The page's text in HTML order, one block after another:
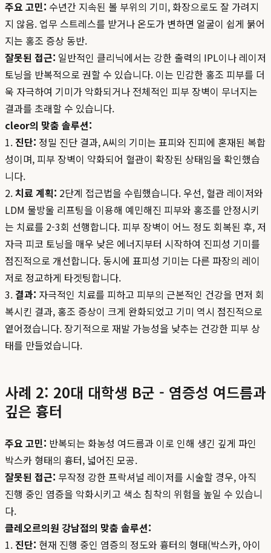
주요 고민: 수년간 지속된 볼 부위의 기미, 화장으로도 잘 가려지
지 않음. 업무 스트레스를 받거나 온도가 변하면 얼굴이 쉽게 붉어
지는 홍조 증상 동반.
잘못된 접근: 일반적인 클리닉에서는 강한 출력의 IPL이나 레이저
토닝을 반복적으로 권할 수 있습니다. 이는 민감한 홍조 피부를 더
욱 자극하여 기미가 악화되거나 전체적인 피부 장벽이 무너지는
결과를 초래할 수 있습니다.
cleor의 맞춤 솔루션:
1. 진단: 정밀 진단 결과, A씨의 기미는 표피와 진피에 혼재된 복합
성이며, 피부 장벽이 약화되어 혈관이 확장된 상태임을 확인했습
니다.
2.치료 계획: 2단계 접근법을 수립했습니다. 우선, 혈관 레이저와
LDM 물방울 리프팅을 이용해 예민해진 피부와 홍조를 안정시키
는 치료를 2-3회 선행합니다. 피부 장벽이 어느 정도 회복된 후, 저
자극 피코 토닝을 매우 낮은 에너지부터 시작하여 진피성 기미를
점진적으로 개선합니다. 동시에 표피성 기미는 다른 파장의 레이
저로 정교하게 타겟팅합니다.
3. 결과: 자극적인 치료를 피하고 피부의 근본적인 건강을 먼저 회
복시킨 결과, 홍조 증상이 크게 완화되었고 기미 역시 점진적으로
옅어졌습니다. 장기적으로 재발 가능성을 낮추는 건강한 피부 상
태를 만들었습니다.
사례 2: 20대 대학생 B군 - 염증성 여드름과
깊은 흉터
주요 고민: 반복되는 화농성 여드름과 이로 인해 생긴 깊게 파인
박스카 형태의 흉터, 넓어진 모공.
잘못된 접근: 무작정 강한 프락셔널 레이저를 시술할 경우, 아직
진행 중인 염증을 악화시키고 색소 침착의 위험을 높일 수 있습니
다.
클레오르의원 강남점의 맞춤 솔루션:
1. 진단: 현재 진행 중인 염증의 정도와 흉터의 형태(박스카, 아이